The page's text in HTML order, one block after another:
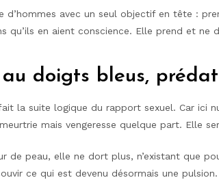
d’hommes avec un seul objectif en tête :
qu’ils en aient conscience. Elle prend et ne
doigts bleus,
la suite logique du rapport sexuel. Car ici
mais vengeresse quelque part. Elle
de peau, elle ne dort plus, n’existant que
ce qui est devenu désormais une pulsion.